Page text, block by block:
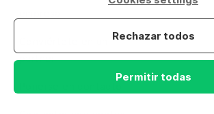
Rechazar todos
Permitir todas
partner